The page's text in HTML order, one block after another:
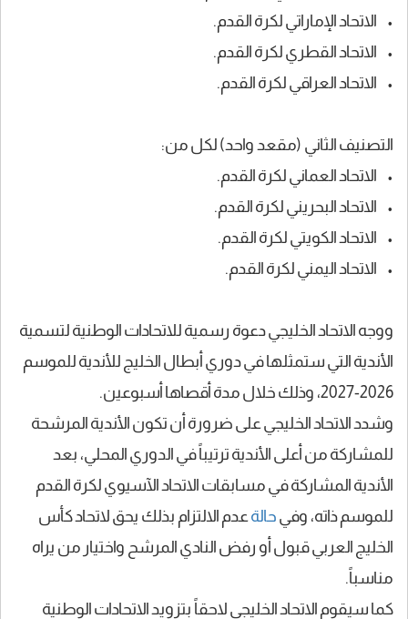
• الاتحاد الإماراتي لكرة القدم.
• الاتحاد القطري لكرة القدم.
• الاتحاد العراقي لكرة القدم.
التصنيف الثاني (مقعد واحد) لكل من:
• الاتحاد العماني لكرة القدم.
• الاتحاد البحريني لكرة القدم.
• الاتحاد الكويتي لكرة القدم.
• الاتحاد اليمني لكرة القدم.
ووجه الاتحاد الخليجي دعوة رسمية للاتحادات الوطنية لتسمية
الأندية التي ستمثلها في دوري أبطال الخليج للأندية للموسم
2026-2027، وذلك خلال مدة أقصاها أسبوعين.
وشدد الاتحاد الخليجي على ضرورة أن تكون الأندية المرشحة
للمشاركة من أعلى الأندية ترتيباً في الدوري المحلي، بعد
الأندية المشاركة في مسابقات الاتحاد الآسيوي لكرة القدم
للموسم ذاته، وفي حالةعدم الالتزام بذلك يحق لاتحاد كأس
الخليج العربي قبول أو رفض النادي المرشح واختيار من يراه
مناسباً.
كما سيقوم الاتحاد الخليجي لاحقاً بتزويد الاتحادات الوطنية